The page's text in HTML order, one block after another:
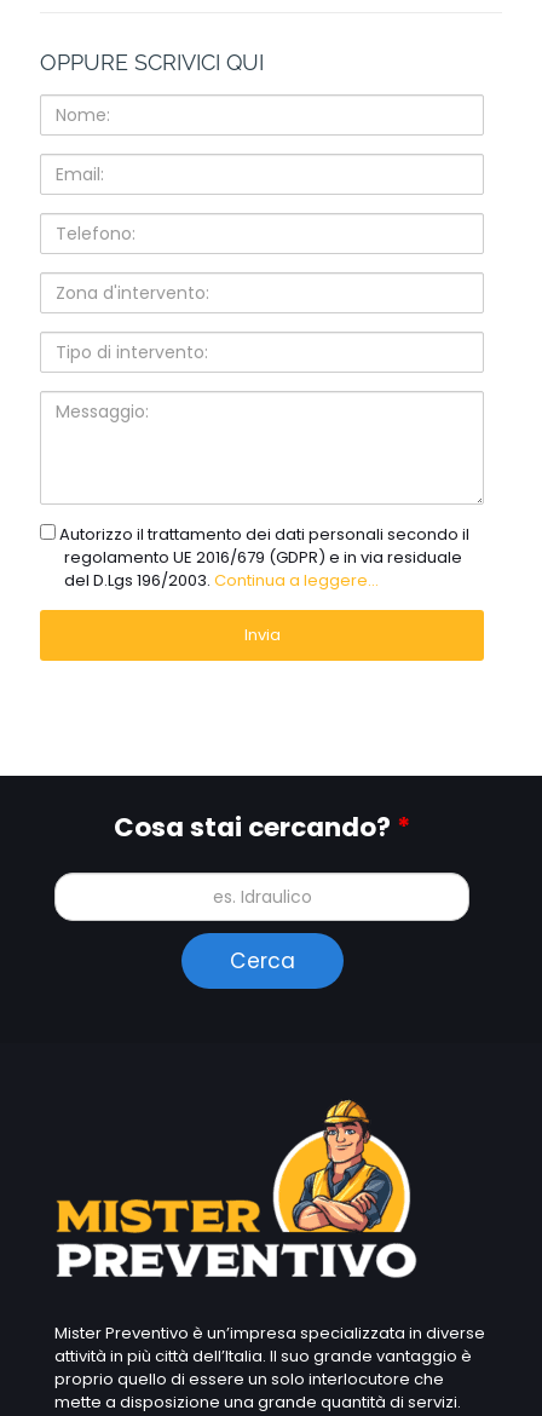
OPPURE SCRIVICI QUI
Nome:
Email:
Telefono:
Zona
d'intervento:
Tipo
intervento:
Messaggio:
gdprAutorizzo il trattamento dei dati personali secondo il
regolamento UE 2016/679 (GDPR) e in via residuale
del D.Lgs 196/2003. Continua a leggere...
Cosa stai cercando? *
Mister Preventivo è un’impresa specializzata in diverse
attività in più città dell’Italia. Il suo grande vantaggio è
proprio quello di essere un solo interlocutore che
mette a disposizione una grande quantità di servizi.